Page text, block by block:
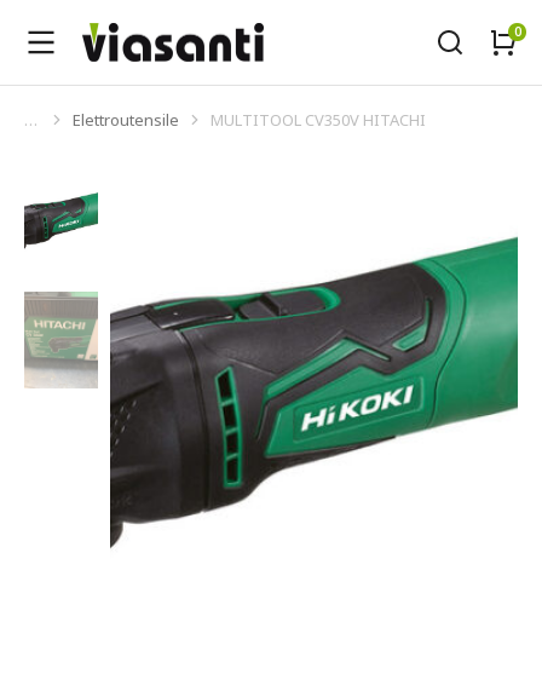
Tu sei qui:Elettroutensile MULTITOOL CV350V HITACHI